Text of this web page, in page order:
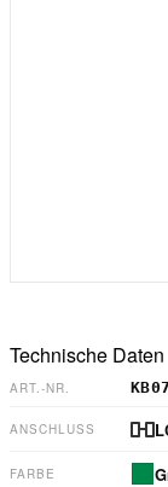
Technische Daten
ART.-NR.
ANSCHLUSS
FARBE